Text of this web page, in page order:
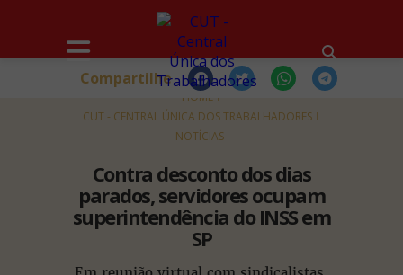
HOME
CUT - CENTRAL ÚNICA DOS TRABALHADORES
NOTÍCIAS
Contra desconto dos dias
parados, servidores ocupam
superintendência do INSS em
SP
Compartilhe